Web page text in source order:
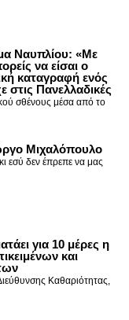
Ναυπλίου: «Με
να είσαι ο
καταγραφή ενός
στις Πανελλαδικές
σθένους μέσα από το
Μιχαλόπουλο
εσύ δεν έπρεπε να μας
για 10 μέρες η
και
Καθαριότητας,